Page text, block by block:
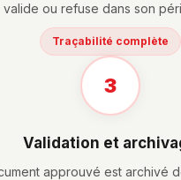
valide ou refuse dans son
Traçabilité complète
3
Validation et
approuvé est archivé